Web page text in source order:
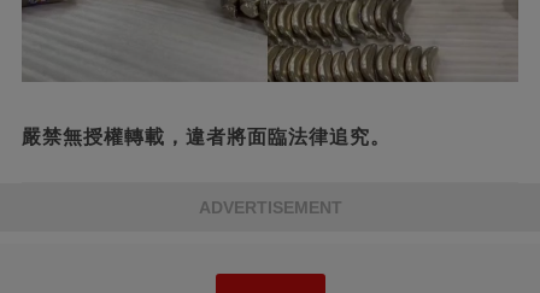
嚴禁無授權轉載，違者將面臨法律追究。
ADVERTISEMENT